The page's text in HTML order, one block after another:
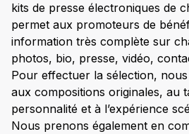
kits de presse électroniques de
permet aux promoteurs de
information très complète sur
photos, bio, presse, vidéo,
Pour effectuer la sélection,
aux compositions originales, au
personnalité et à l’expérience
Nous prenons également en